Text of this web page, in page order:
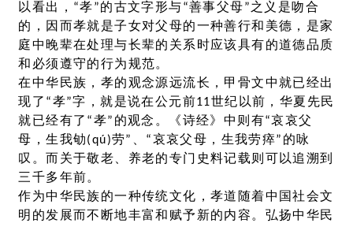
以看出，“孝”的古文字形与“善事父母”之义是吻合
的，因而孝就是子女对父母的一种善行和美德，是家
庭中晚辈在处理与长辈的关系时应该具有的道德品质
和必须遵守的行为规范。
在中华民族，孝的观念源远流长，甲骨文中就已经出
现了“孝”字，就是说在公元前11世纪以前，华夏先民
就已经有了“孝”的观念。《诗经》中则有“哀哀父
母，生我劬(qú)劳”、“哀哀父母，生我劳瘁”的咏
叹。而关于敬老、养老的专门史料记载则可以追溯到
三千多年前。
作为中华民族的一种传统文化，孝道随着中国社会文
明的发展而不断地丰富和赋予新的内容。弘扬中华民